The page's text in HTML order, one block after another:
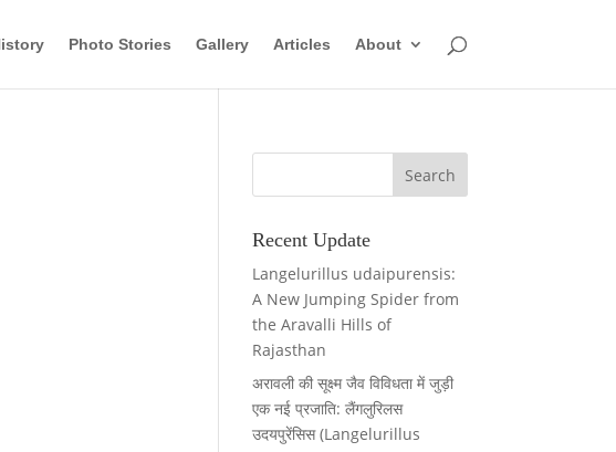
Photo Stories Gallery Articles About
Recent Update
Langelurillus udaipurensis:
A New Jumping Spider from
the Aravalli Hills of
Rajasthan
अरावली की सूक्ष्म जैव विविधता में जुड़ी
एक नई प्रजाति: लैंगलुरिलस
उदयपुरेंसिस (Langelurillus